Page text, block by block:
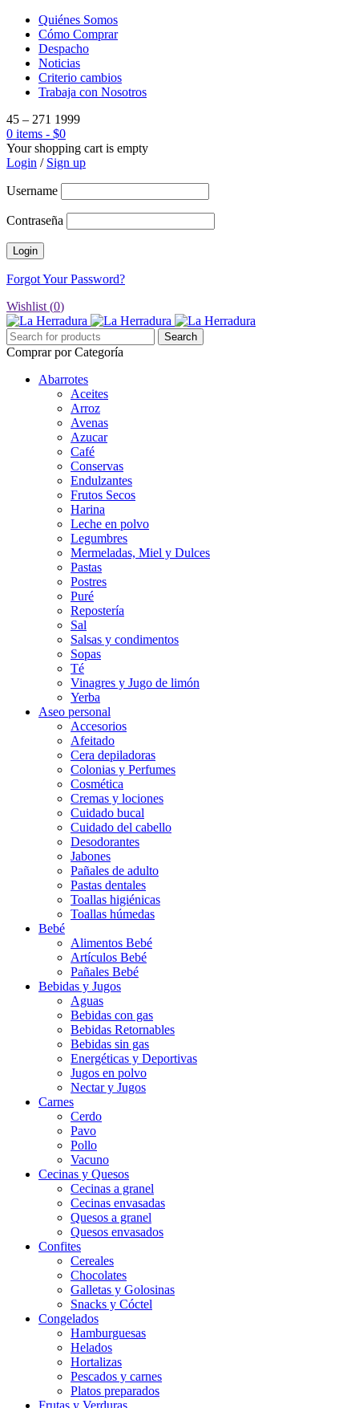
Quiénes Somos
Cómo Comprar
Despacho
Noticias
Criterio cambios
Trabaja con Nosotros
45 – 271 1999
0 items - $0
Your shopping cart is empty
Login / Sign up
Username
Contraseña
Forgot Your Password?
Wishlist (0)
Comprar por Categoría
Abarrotes
Aceites
Arroz
Avenas
Azucar
Café
Conservas
Endulzantes
Frutos Secos
Harina
Leche en polvo
Legumbres
Mermeladas, Miel y Dulces
Pastas
Postres
Puré
Repostería
Sal
Salsas y condimentos
Sopas
Té
Vinagres y Jugo de limón
Yerba
Aseo personal
Accesorios
Afeitado
Cera depiladoras
Colonias y Perfumes
Cosmética
Cremas y lociones
Cuidado bucal
Cuidado del cabello
Desodorantes
Jabones
Pañales de adulto
Pastas dentales
Toallas higiénicas
Toallas húmedas
Bebé
Alimentos Bebé
Artículos Bebé
Pañales Bebé
Bebidas y Jugos
Aguas
Bebidas con gas
Bebidas Retornables
Bebidas sin gas
Energéticas y Deportivas
Jugos en polvo
Nectar y Jugos
Carnes
Cerdo
Pavo
Pollo
Vacuno
Cecinas y Quesos
Cecinas a granel
Cecinas envasadas
Quesos a granel
Quesos envasados
Confites
Cereales
Chocolates
Galletas y Golosinas
Snacks y Cóctel
Congelados
Hamburguesas
Helados
Hortalizas
Pescados y carnes
Platos preparados
Frutas y Verduras